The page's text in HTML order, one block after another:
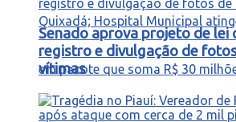
Senado aprova projeto de lei
registro e divulgação de
vítimas